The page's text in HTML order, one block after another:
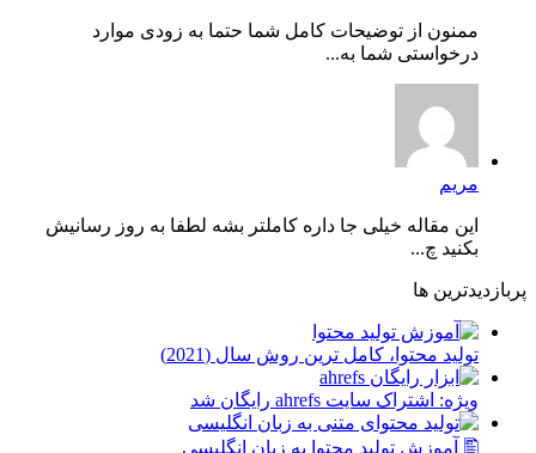
ممنون از توضیحات کامل شما حتما به زودی موارد
درخواستی شما به...
مریم
این مقاله خیلی جا داره کاملتر بشه لطفا به روز رسانیش
بکنید چ...
پربازدیدترین ها
توليد محتوا، کامل ترین روش سال (2021)
ویژه: اشتراک سایت ahrefs رایگان شد
🖺 آموزش تولید محتوا به زبان انگلیسی